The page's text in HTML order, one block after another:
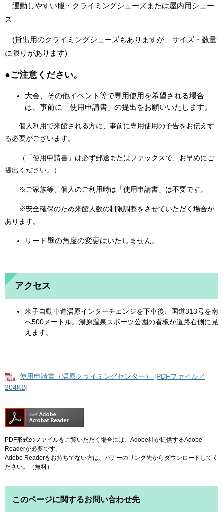
運動しやすい服・クライミングシューズまたは屋内用シュー
ズ
(貸出用のクライミングシューズもありますが、サイズ・数量
に限りがあります)
●ご注意ください。
大会、その他イベント等で専用使用を希望される場合
は、事前に「使用申請書」の提出をお願いいたします。
個人利用で来館される方に、事前に専用使用の予告をお伝えす
る必要がございます。
（「使用申請書」は必ず郵送またはファックスで、お早めにご
提出ください。）
※ご家族等、個人のご利用時は「使用申請書」は不要です。
※安全確保のため来館人数の制限調整をさせていただく場合が
あります。
リード壁の角度の変更はいたしません。
アクセス
米子自動車道湯原インターチェンジを下車後、国道313号を南
へ500メートル。湯原温泉スポーツ公園の看板が道路右側に見
えます。
使用申請書（湯原クライミングセンター） [PDFファイル／
204KB]
PDF形式のファイルをご覧いただく場合には、Adobe社が提供するAdobe
Readerが必要です。
Adobe Readerをお持ちでない方は、バナーのリンク先からダウンロードしてく
ださい。（無料）
このページに関するお問い合わせ先